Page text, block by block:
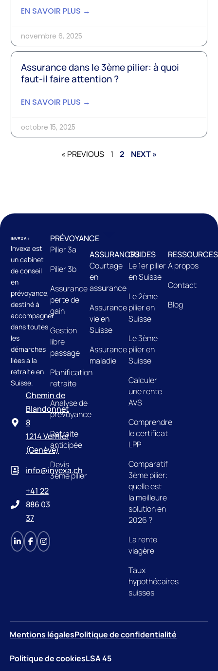
EN SAVOIR PLUS →
novembre 6, 2025
Assurance dans le 3ème pilier: à quoi
faut-il faire attention ?
EN SAVOIR PLUS →
octobre 15, 2025
« PREVIOUS 1 2 NEXT »
Invexa est
un cabinet
de conseil
en
prévoyance,
destiné à
accompagner
dans toutes
les
démarches
liées à la
retraite en
Suisse.
Chemin de
Blandonnet
8
1214 Vernier
(Genève)
info@invexa.ch
+41 22
886 03
37
PRÉVOYANCE
Pilier 3a
Pilier 3b
Assurance
perte de
gain
Gestion
libre
passage
Planification
retraite
Analyse de
prévoyance
Retraite
anticipée
Devis
3ème pilier
ASSURANCES
Courtage
en
assurance
Assurance
vie en
Suisse
Assurance
maladie
GUIDES
Le 1er pilier
en Suisse
Le 2ème
pilier en
Suisse
Le 3ème
pilier en
Suisse
Calculer
une rente
AVS
Comprendre
le certificat
LPP
Comparatif
3ème pilier:
quelle est
la meilleure
solution en
2026 ?
La rente
viagère
Taux
hypothécaires
suisses
RESSOURCES
À propos
Contact
Blog
Mentions légalesPolitique de confidentialité
Politique de cookiesLSA 45